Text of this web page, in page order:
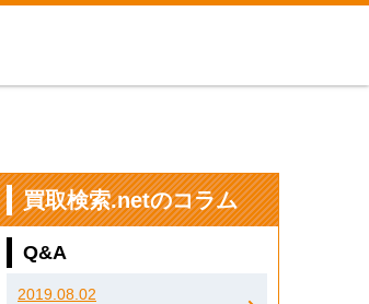
買取検索.netのコラム
Q&A
2019.08.02